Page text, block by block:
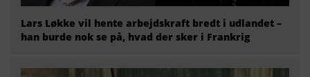
Lars Løkke vil hente arbejdskraft bredt i udlandet –
han burde nok se på, hvad der sker i Frankrig